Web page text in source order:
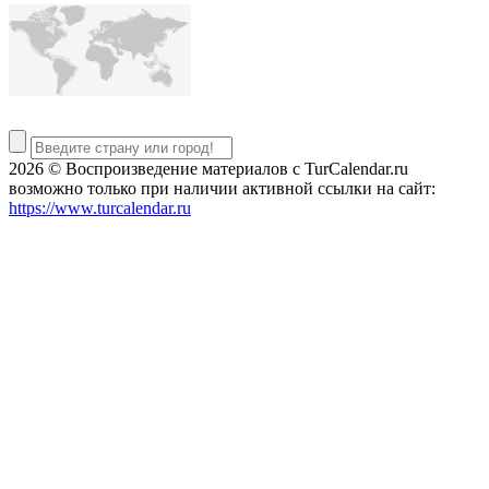
2026 © Воспроизведение материалов c TurCalendar.ru
возможно только при наличии активной ссылки на сайт:
https://www.turcalendar.ru